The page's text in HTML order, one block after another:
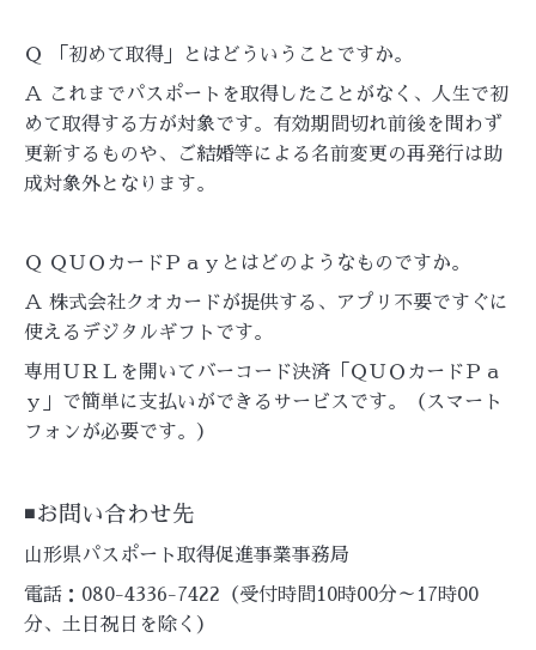
Ｑ 「初めて取得」とはどういうことですか。
Ａ これまでパスポートを取得したことがなく、人生で初
めて取得する方が対象です。有効期間切れ前後を問わず
更新するものや、ご結婚等による名前変更の再発行は助
成対象外となります。
Ｑ ＱＵＯカードＰａｙとはどのようなものですか。
Ａ 株式会社クオカードが提供する、アプリ不要ですぐに
使えるデジタルギフトです。
専用ＵＲＬを開いてバーコード決済「ＱＵＯカードＰａ
ｙ」で簡単に支払いができるサービスです。（スマート
フォンが必要です。）
◾️お問い合わせ先
山形県パスポート取得促進事業事務局
電話：080-4336-7422（受付時間10時00分～17時00
分、土日祝日を除く）